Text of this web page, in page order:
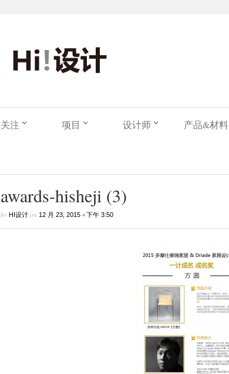
关注 项目 设计师 产品&材料
awards-hisheji (3)
by HI设计on 12 月 23, 2015•下午 3:50